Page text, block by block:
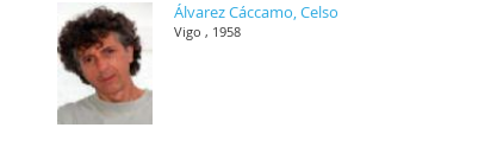
Álvarez Cáccamo, Celso
Vigo , 1958